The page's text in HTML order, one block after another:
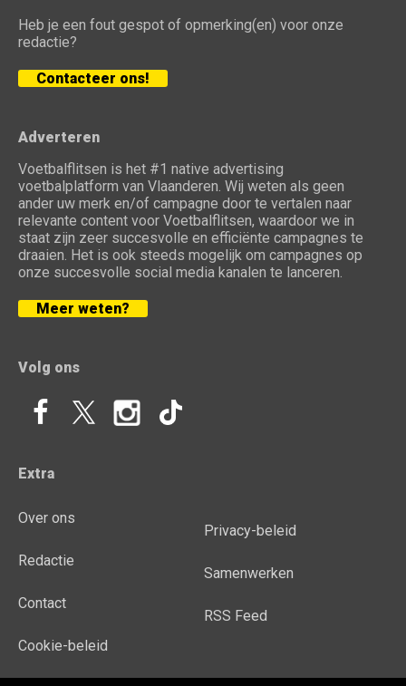
Heb je een fout gespot of opmerking(en) voor onze
redactie?
Contacteer ons!
Adverteren
Voetbalflitsen is het #1 native advertising
voetbalplatform van Vlaanderen. Wij weten als geen
ander uw merk en/of campagne door te vertalen naar
relevante content voor Voetbalflitsen, waardoor we in
staat zijn zeer succesvolle en efficiënte campagnes te
draaien. Het is ook steeds mogelijk om campagnes op
onze succesvolle social media kanalen te lanceren.
Meer weten?
Volg ons
Extra
Over ons
Redactie
Contact
Cookie-beleid
Privacy-beleid
Samenwerken
RSS Feed